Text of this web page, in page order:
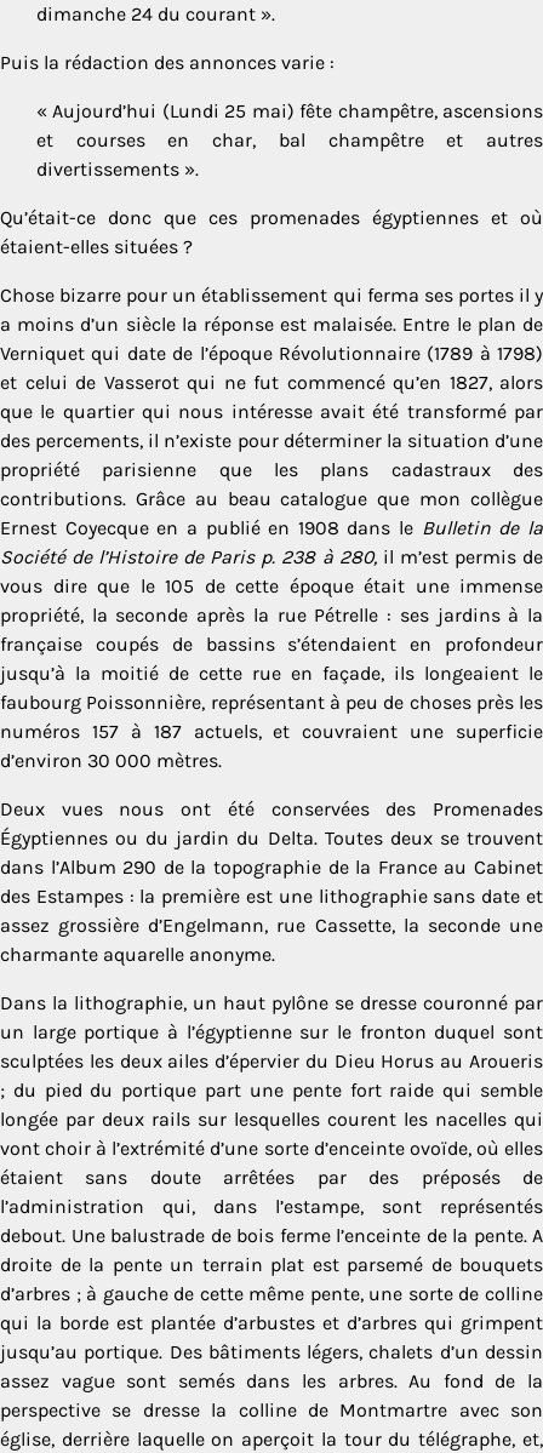
dimanche 24 du courant ».
Puis la rédaction des annonces varie :
« Aujourd’hui (Lundi 25 mai) fête champêtre, ascensions
et courses en char, bal champêtre et autres
divertissements ».
Qu’était-ce donc que ces promenades égyptiennes et où
étaient-elles situées ?
Chose bizarre pour un établissement qui ferma ses portes il y
a moins d’un siècle la réponse est malaisée. Entre le plan de
Verniquet qui date de l’époque Révolutionnaire (1789 à 1798)
et celui de Vasserot qui ne fut commencé qu’en 1827, alors
que le quartier qui nous intéresse avait été transformé par
des percements, il n’existe pour déterminer la situation d’une
propriété parisienne que les plans cadastraux des
contributions. Grâce au beau catalogue que mon collègue
Ernest Coyecque en a publié en 1908 dans le Bulletin de la
Société de l’Histoire de Paris p. 238 à 280, il m’est permis de
vous dire que le 105 de cette époque était une immense
propriété, la seconde après la rue Pétrelle : ses jardins à la
française coupés de bassins s’étendaient en profondeur
jusqu’à la moitié de cette rue en façade, ils longeaient le
faubourg Poissonnière, représentant à peu de choses près les
numéros 157 à 187 actuels, et couvraient une superficie
d’environ 30 000 mètres.
Deux vues nous ont été conservées des Promenades
Égyptiennes ou du jardin du Delta. Toutes deux se trouvent
dans l’Album 290 de la topographie de la France au Cabinet
des Estampes : la première est une lithographie sans date et
assez grossière d’Engelmann, rue Cassette, la seconde une
charmante aquarelle anonyme.
Dans la lithographie, un haut pylône se dresse couronné par
un large portique à l’égyptienne sur le fronton duquel sont
sculptées les deux ailes d’épervier du Dieu Horus au Aroueris
; du pied du portique part une pente fort raide qui semble
longée par deux rails sur lesquelles courent les nacelles qui
vont choir à l’extrémité d’une sorte d’enceinte ovoïde, où elles
étaient sans doute arrêtées par des préposés de
l’administration qui, dans l’estampe, sont représentés
debout. Une balustrade de bois ferme l’enceinte de la pente. A
droite de la pente un terrain plat est parsemé de bouquets
d’ar­bres ; à gauche de cette même pente, une sorte de colline
qui la borde est plantée d’arbustes et d’arbres qui grimpent
jusqu’au portique. Des bâtiments légers, chalets d’un dessin
assez vague sont semés dans les arbres. Au fond de la
perspective se dresse la colline de Montmartre avec son
église, derrière laquelle on aperçoit la tour du télégraphe, et,